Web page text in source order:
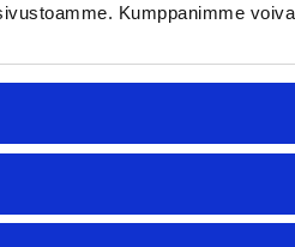
Kumppanimme